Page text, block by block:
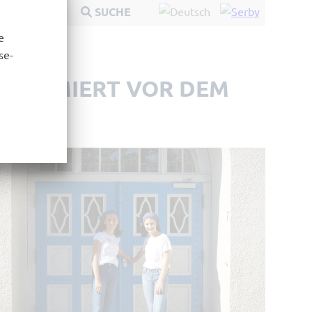
SUCHE
VOR DEM